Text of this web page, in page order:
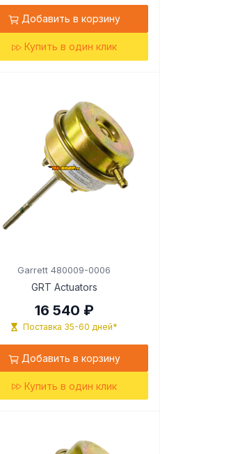
Добавить в корзину
Купить в один клик
Garrett 480009-0006
GRT Actuators
16 540 ₽
Поставка 35-60 дней*
Добавить в корзину
Купить в один клик